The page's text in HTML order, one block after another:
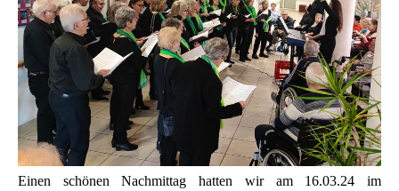
Einen schönen Nachmittag hatten wir am 16.03.24 im